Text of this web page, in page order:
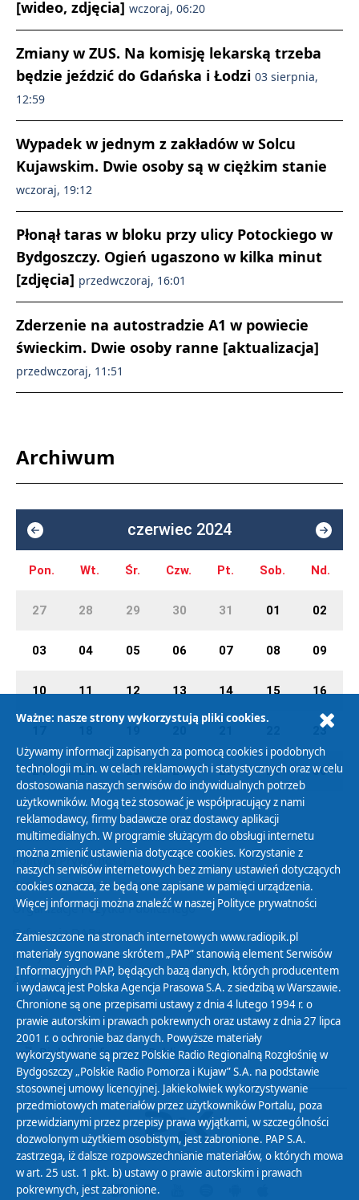
[wideo, zdjęcia] wczoraj, 06:20
Zmiany w ZUS. Na komisję lekarską trzeba
będzie jeździć do Gdańska i Łodzi 03 sierpnia,
12:59
Wypadek w jednym z zakładów w Solcu
Kujawskim. Dwie osoby są w ciężkim stanie
wczoraj, 19:12
Płonął taras w bloku przy ulicy Potockiego w
Bydgoszczy. Ogień ugaszono w kilka minut
[zdjęcia] przedwczoraj, 16:01
Zderzenie na autostradzie A1 w powiecie
świeckim. Dwie osoby ranne [aktualizacja]
przedwczoraj, 11:51
Archiwum
czerwiec 2024
Pon. Wt. Śr. Czw. Pt. Sob. Nd.
27 28 29 30 31 01 02
03 04 05 06 07 08 09
10 11 12 13 14 15 16
23
24 25 26 27 28 29 30
Polityka Prywatności
Zasady korzystania z Serwisu
Organizacje Pożytku Publicznego
Cyfryzacja DAB+
Polityka ochrony danych osobowych
Abonament
Zamówienia publiczne
Biuletyn Informacji Publicznej
Ważne: nasze strony wykorzystują pliki cookies.
Używamy informacji zapisanych za pomocą cookies i podobnych
technologii m.in. w celach reklamowych i statystycznych oraz w celu
dostosowania naszych serwisów do indywidualnych potrzeb
użytkowników. Mogą też stosować je współpracujący z nami
reklamodawcy, firmy badawcze oraz dostawcy aplikacji
multimedialnych. W programie służącym do obsługi internetu
można zmienić ustawienia dotyczące cookies. Korzystanie z
naszych serwisów internetowych bez zmiany ustawień dotyczących
cookies oznacza, że będą one zapisane w pamięci urządzenia.
Więcej informacji można znaleźć w naszej Polityce prywatności
Zamieszczone na stronach internetowych www.radiopik.pl
materiały sygnowane skrótem „PAP” stanowią element Serwisów
Informacyjnych PAP, będących bazą danych, których producentem
i wydawcą jest Polska Agencja Prasowa S.A. z siedzibą w Warszawie.
Chronione są one przepisami ustawy z dnia 4 lutego 1994 r. o
prawie autorskim i prawach pokrewnych oraz ustawy z dnia 27 lipca
2001 r. o ochronie baz danych. Powyższe materiały
wykorzystywane są przez Polskie Radio Regionalną Rozgłośnię w
Bydgoszczy „Polskie Radio Pomorza i Kujaw” S.A. na podstawie
stosownej umowy licencyjnej. Jakiekolwiek wykorzystywanie
przedmiotowych materiałów przez użytkowników Portalu, poza
przewidzianymi przez przepisy prawa wyjątkami, w szczególności
dozwolonym użytkiem osobistym, jest zabronione. PAP S.A.
zastrzega, iż dalsze rozpowszechnianie materiałów, o których mowa
w art. 25 ust. 1 pkt. b) ustawy o prawie autorskim i prawach
pokrewnych, jest zabronione.